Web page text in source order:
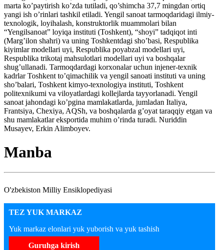
marta ko’paytirish ko’zda tutiladi, qo’shimcha 37,7 mingdan ortiq
yangi ish o’rinlari tashkil etiladi. Yengil sanoat tarmoqdaridagi ilmiy-
texnologik, loyihalash, konstruktorlik muammolari bilan
“Yengilsanoat” loyiqa instituti (Toshkent), “shoyi” tadqiqot inti
(Marg’ilon shahri) va uning Toshkentdagi sho’basi, Respublika
kiyimlar modellari uyi, Respublika poyabzal modellari uyi,
Respublika trikotaj mahsulotlari modellari uyi va boshqalar
shug’ullanadi. Tarmoqdardagi korxonalar uchun injener-texnik
kadrlar Toshkent to’qimachilik va yengil sanoati instituti va uning
sho’balari, Toshkent kimyo-texnologiya instituti, Toshkent
politexnikumi va viloyatlardagi kollejlarda tayyorlanadi. Yengil
sanoat jahondagi ko’pgina mamlakatlarda, jumladan Italiya,
Frantsiya, Chexiya, AQSh, va boshqalarda g’oyat taraqqiy etgan va
shu mamlakatlar eksportida muhim o’rinda turadi. Nuriddin
Musayev, Erkin Alimboyev.
Manba
O'zbekiston Milliy Ensiklopediyasi
TEZ YUK MARKAZ
Yuk markaz elonlari yuk yuborish va yuk tashish
Guruhga kirish